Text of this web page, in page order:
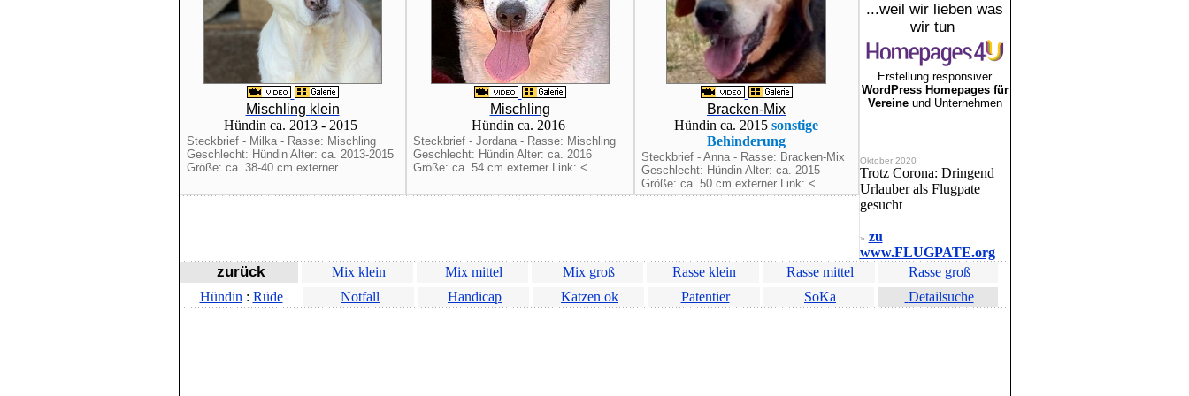
Mischling klein
Hündin ca. 2013 - 2015
Steckbrief - Milka - Rasse: Mischling
Geschlecht: Hündin Alter: ca. 2013-2015
Größe: ca. 38-40 cm externer ...
Mischling
Hündin ca. 2016
Steckbrief - Jordana - Rasse: Mischling
Geschlecht: Hündin Alter: ca. 2016
Größe: ca. 54 cm externer Link: <
Bracken-Mix
Hündin ca. 2015 sonstige
Behinderung
Steckbrief - Anna - Rasse: Bracken-Mix
Geschlecht: Hündin Alter: ca. 2015
Größe: ca. 50 cm externer Link: <
...weil wir lieben was
wir tun
Erstellung responsiver
WordPress Homepages für
Vereineund Unternehmen
Oktober 2020
Trotz Corona: Dringend
Urlauber als Flugpate
gesucht
» zu
www.FLUGPATE.org
zurück Mix klein Mix mittel Mix groß Rasse klein Rasse mittel
Rasse groß
Hündin : Rüde Notfall Handicap Katzen ok Patentier SoKa Detailsuche